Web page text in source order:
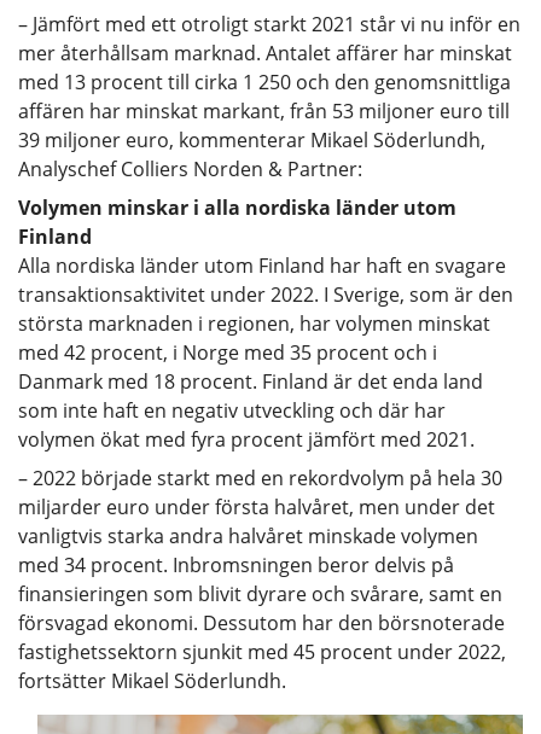
– Jämfört med ett otroligt starkt 2021 står vi nu inför en
mer återhållsam marknad. Antalet affärer har minskat
med 13 procent till cirka 1 250 och den genomsnittliga
affären har minskat markant, från 53 miljoner euro till
39 miljoner euro, kommenterar Mikael Söderlundh,
Analyschef Colliers Norden & Partner:
Volymen minskar i alla nordiska länder utom
Finland
Alla nordiska länder utom Finland har haft en svagare
transaktionsaktivitet under 2022. I Sverige, som är den
största marknaden i regionen, har volymen minskat
med 42 procent, i Norge med 35 procent och i
Danmark med 18 procent. Finland är det enda land
som inte haft en negativ utveckling och där har
volymen ökat med fyra procent jämfört med 2021.
– 2022 började starkt med en rekordvolym på hela 30
miljarder euro under första halvåret, men under det
vanligtvis starka andra halvåret minskade volymen
med 34 procent. Inbromsningen beror delvis på
finansieringen som blivit dyrare och svårare, samt en
försvagad ekonomi. Dessutom har den börsnoterade
fastighetssektorn sjunkit med 45 procent under 2022,
fortsätter Mikael Söderlundh.